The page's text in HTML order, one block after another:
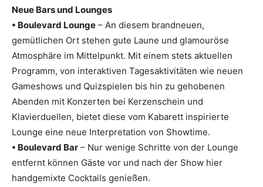
Neue Bars und Lounges
• Boulevard Lounge – An diesem brandneuen,
gemütlichen Ort stehen gute Laune und glamouröse
Atmosphäre im Mittelpunkt. Mit einem stets aktuellen
Programm, von interaktiven Tagesaktivitäten wie neuen
Gameshows und Quizspielen bis hin zu gehobenen
Abenden mit Konzerten bei Kerzenschein und
Klavierduellen, bietet diese vom Kabarett inspirierte
Lounge eine neue Interpretation von Showtime.
• Boulevard Bar – Nur wenige Schritte von der Lounge
entfernt können Gäste vor und nach der Show hier
handgemixte Cocktails genießen.